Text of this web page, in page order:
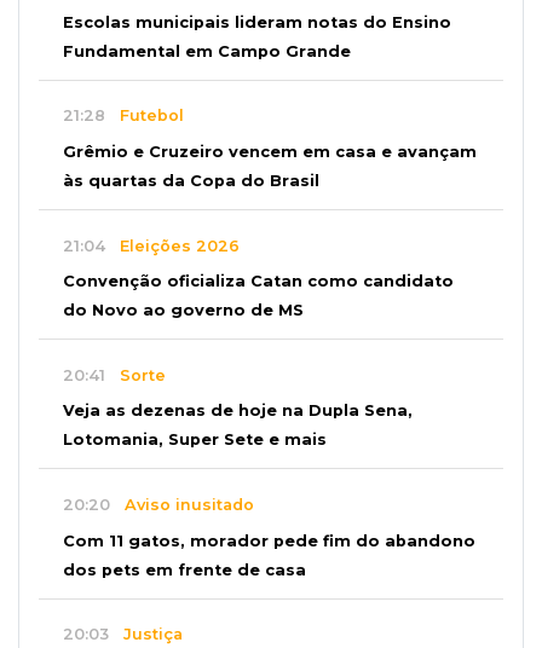
Escolas municipais lideram notas do Ensino
Fundamental em Campo Grande
21:28 Futebol
Grêmio e Cruzeiro vencem em casa e avançam
às quartas da Copa do Brasil
21:04 Eleições 2026
Convenção oficializa Catan como candidato
do Novo ao governo de MS
20:41 Sorte
Veja as dezenas de hoje na Dupla Sena,
Lotomania, Super Sete e mais
20:20 Aviso inusitado
Com 11 gatos, morador pede fim do abandono
dos pets em frente de casa
20:03 Justiça